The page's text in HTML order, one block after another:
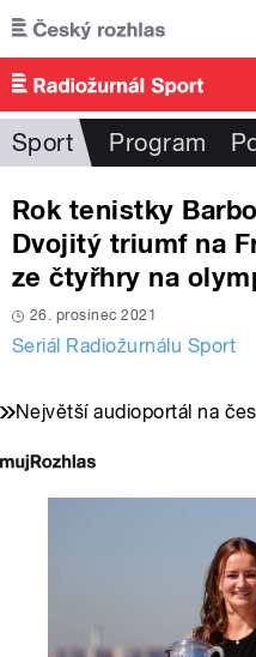
Přejít k hlavnímu obsahu
Sport Program
Rok tenistky
Dvojitý triumf na
ze čtyřhry na
26. prosinec 2021
Seriál Radiožurnálu Sport
Největší audioportál na